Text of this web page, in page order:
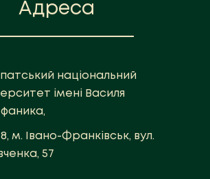
Адреса
національний
імені Василя
м. Івано-Франківськ, вул.
57